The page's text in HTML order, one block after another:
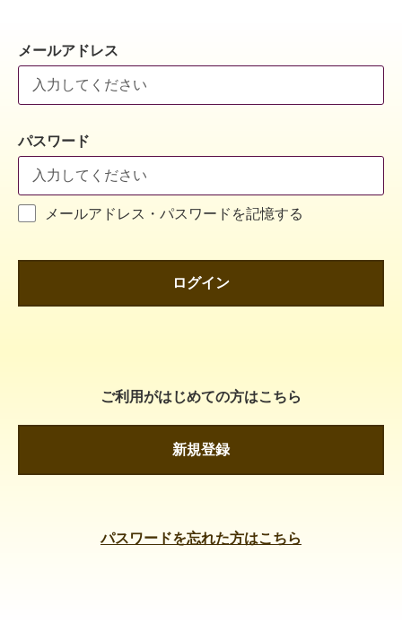
メールアドレス
パスワード
メールアドレス・パスワードを記憶する
ログイン
ご利用がはじめての方はこちら
新規登録
パスワードを忘れた方はこちら